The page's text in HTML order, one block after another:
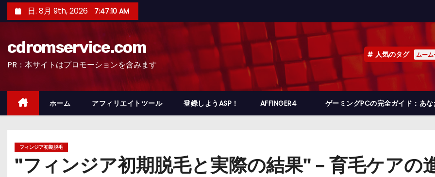
ン
ッ
日. 8月 9th, 2026 7:47:11 AM
cdromservice.com
PR：本サイトはプロモーションを含みます
人気のタグ ムー
ホーム アフィリエイトツール 登録しようASP！ AFFINGER4 ゲーミングPCの完全ガイド：あ
フィンジア初期脱毛
"フィンジア初期脱毛と実際の結果" – 育毛ケアの